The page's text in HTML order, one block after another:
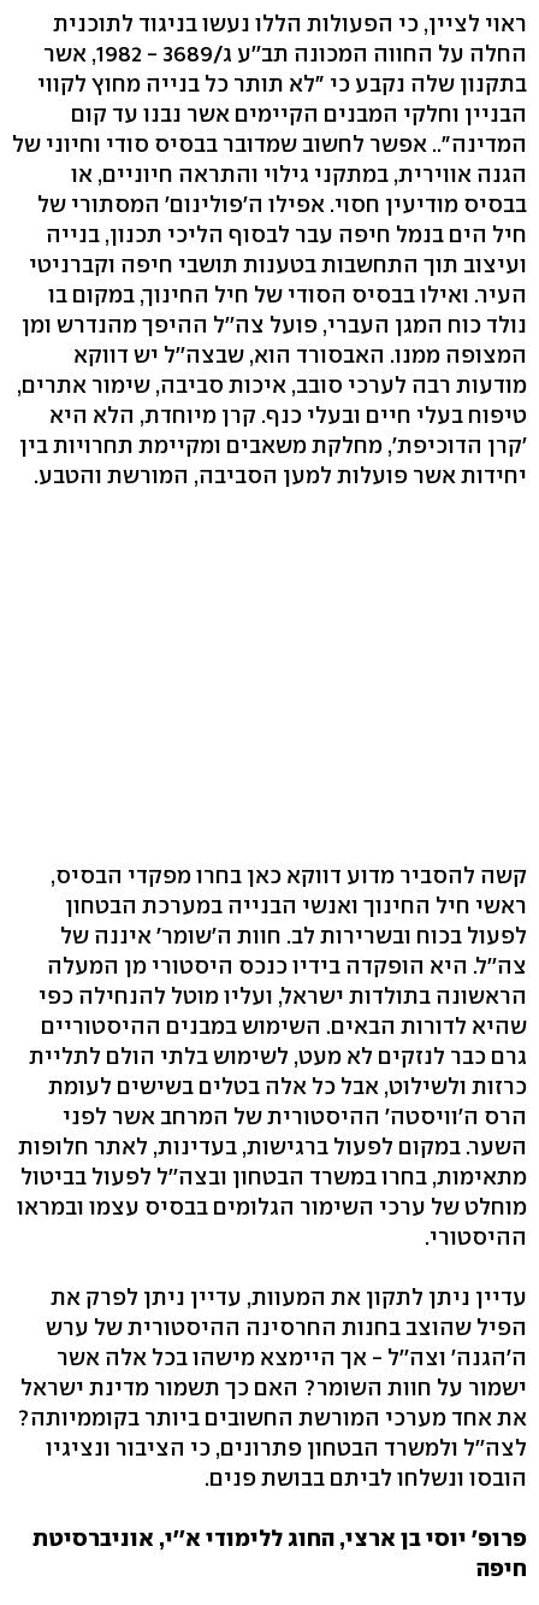
ראוי לציין, כי הפעולות הללו נעשו בניגוד לתוכנית
החלה על החווה המכונה תב''ע ג/3689 - 1982, אשר
בתקנון שלה נקבע כי "לא תותר כל בנייה מחוץ לקווי
הבניין וחלקי המבנים הקיימים אשר נבנו עד קום
המדינה".. אפשר לחשוב שמדובר בבסיס סודי וחיוני של
הגנה אווירית, במתקני גילוי והתראה חיוניים, או
בבסיס מודיעין חסוי. אפילו ה'פולינום' המסתורי של
חיל הים בנמל חיפה עבר לבסוף הליכי תכנון, בנייה
ועיצוב תוך התחשבות בטענות תושבי חיפה וקברניטי
העיר. ואילו בבסיס הסודי של חיל החינוך, במקום בו
נולד כוח המגן העברי, פועל צה''ל ההיפך מהנדרש ומן
המצופה ממנו. האבסורד הוא, שבצה''ל יש דווקא
מודעות רבה לערכי סובב, איכות סביבה, שימור אתרים,
טיפוח בעלי חיים ובעלי כנף. קרן מיוחדת, הלא היא
'קרן הדוכיפת', מחלקת משאבים ומקיימת תחרויות בין
יחידות אשר פועלות למען הסביבה, המורשת והטבע.
קשה להסביר מדוע דווקא כאן בחרו מפקדי הבסיס,
ראשי חיל החינוך ואנשי הבנייה במערכת הבטחון
לפעול בכוח ובשרירות לב. חוות ה'שומר' איננה של
צה''ל. היא הופקדה בידיו כנכס היסטורי מן המעלה
הראשונה בתולדות ישראל, ועליו מוטל להנחילה כפי
שהיא לדורות הבאים. השימוש במבנים ההיסטוריים
גרם כבר לנזקים לא מעט, לשימוש בלתי הולם לתליית
כרזות ולשילוט, אבל כל אלה בטלים בשישים לעומת
הרס ה'וויסטה' ההיסטורית של המרחב אשר לפני
השער. במקום לפעול ברגישות, בעדינות, לאתר חלופות
מתאימות, בחרו במשרד הבטחון ובצה''ל לפעול בביטול
מוחלט של ערכי השימור הגלומים בבסיס עצמו ובמראו
ההיסטורי.
עדיין ניתן לתקון את המעוות, עדיין ניתן לפרק את
הפיל שהוצב בחנות החרסינה ההיסטורית של ערש
ה'הגנה' וצה''ל - אך היימצא מישהו בכל אלה אשר
ישמור על חוות השומר? האם כך תשמור מדינת ישראל
את אחד מערכי המורשת החשובים ביותר בקוממיותה?
לצה''ל ולמשרד הבטחון פתרונים, כי הציבור ונציגיו
הובסו ונשלחו לביתם בבושת פנים.
פרופ' יוסי בן ארצי, החוג ללימודי א''י, אוניברסיטת
חיפה